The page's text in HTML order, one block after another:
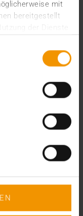
mit
bereitgestellt